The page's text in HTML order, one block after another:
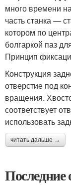
много времени
часть станка —
котором по
болгаркой паз
Принцип
Конструкция
отверстие под
вращения.
соответствует
использовать
читать дальше →
Последние